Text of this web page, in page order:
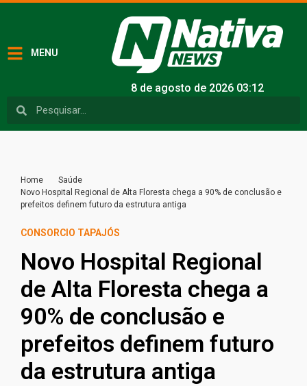
MENU
8 de agosto de 2026 03:12
Home
Saúde
Novo Hospital Regional de Alta Floresta chega a 90% de conclusão e
prefeitos definem futuro da estrutura antiga
CONSORCIO TAPAJÓS
Novo Hospital Regional
de Alta Floresta chega a
90% de conclusão e
prefeitos definem futuro
da estrutura antiga